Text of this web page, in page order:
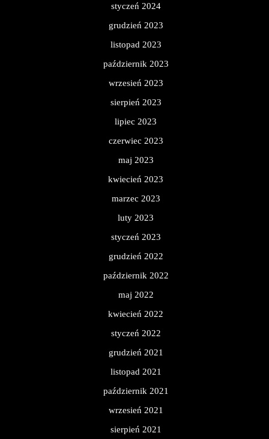
styczeń 2024
grudzień 2023
listopad 2023
październik 2023
wrzesień 2023
sierpień 2023
lipiec 2023
czerwiec 2023
maj 2023
kwiecień 2023
marzec 2023
luty 2023
styczeń 2023
grudzień 2022
październik 2022
maj 2022
kwiecień 2022
styczeń 2022
grudzień 2021
listopad 2021
październik 2021
wrzesień 2021
sierpień 2021